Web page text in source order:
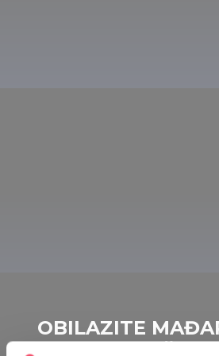
kupališta avanturističkim
sportske sadržaje i dečije
Jedrenje na jezeru Balaton
iskustvo! Od proleća do jeseni
lukama nude se individualni
iznajmljivanje jedrilica, sa
biste radije samo krstarili
od redovnih dnevnih izleta ili
zalaskom sunca, ili učestvujte u
blagom u društvu vaše dece
OBILAZITE